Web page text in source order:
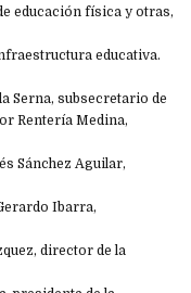
educación física y otras,
educativa.
Serna, subsecretario de
Rentería Medina,
Sánchez Aguilar,
Ibarra,
director de la